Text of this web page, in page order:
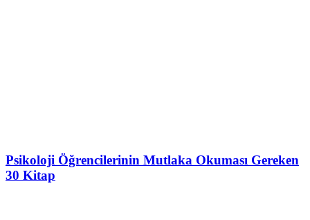
Psikoloji Öğrencilerinin Mutlaka Okuması Gereken
30 Kitap